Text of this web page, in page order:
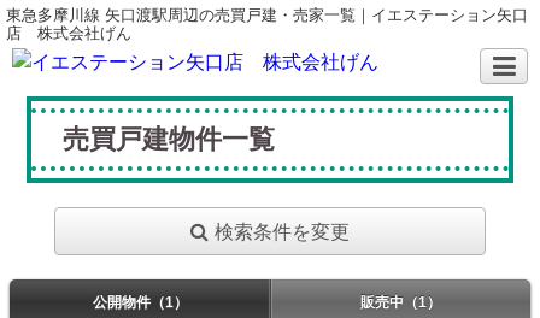
東急多摩川線 矢口渡駅周辺の売買戸建・売家一覧｜イエステーション矢口
店 株式会社げん
売買戸建物件一覧
検索条件を変更
公開物件（1） 販売中（1）